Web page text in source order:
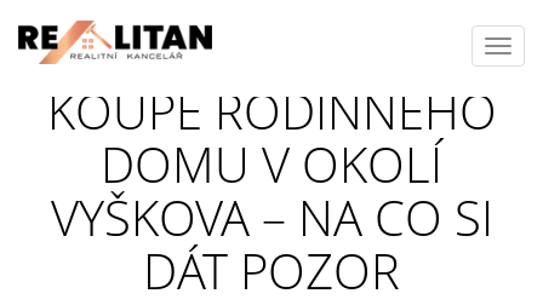
KOUPĚ RODINNÉHO
DOMU V OKOLÍ
VYŠKOVA – NA CO SI
DÁT POZOR